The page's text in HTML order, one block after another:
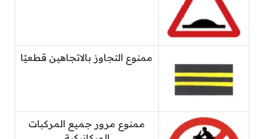
ممنوع التجاوز بالاتجاهين قطعيًا
ممنوع مرور جميع المركبات